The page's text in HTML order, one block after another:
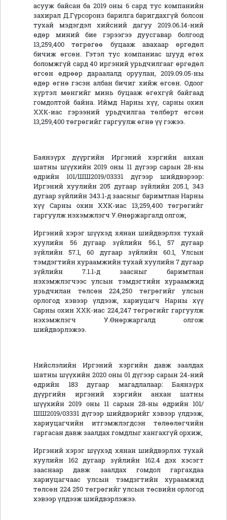
асууж байсан ба 2019 оны 6 сард тус компанийн
захирал Д.Гүрсоронз барилга баригдахгүй болсон
тухай мэдэгдэл хийсний дагуу 2019.06.14-ний
өдөр миний бие гэрээгээ дуусгавар болгоод
13,259,400 төгрөгөө буцааж авахаар өргөдөл
бичиж өгсөн. Гэтэл тус компаниас шууд өгөх
боломжгүй сард 40 иргэний урьдчилгааг өргөдөл
өгсөн өдрөөр дараалалд оруулан, 2019.09.05-ны
өдөр өгнө гэсэн албан бичиг хийж өгсөн. Одоог
хүртэл мөнгийг минь буцааж өгөхгүй байгаад
гомдолтой байна. Иймд Нарны хүү, сарны охин
ХХК-иас гэрээний урьдчилгаа төлбөрт өгсөн
13,259,400 төгрөгийг гаргуулж өгнө үү гэжээ.
Баянзүрх дүүргийн Иргэний хэргийн анхан
шатны шүүхийн 2019 оны 11 дүгээр сарын 28-ны
өдрийн 101/ШШ2019/03331 дүгээр шийдвэрээр:
Иргэний хуулийн 205 дугаар зүйлийн 205.1, 343
дугаар зүйлийн 343.1-д заасныг баримтлан Нарны
хүү Сарны охин ХХК-иас 13,259,400 төгрөгийг
гаргуулж нэхэмжлэгч У.Өнөржаргалд олгож,
Иргэний хэрэг шүүхэд хянан шийдвэрлэх тухай
хуулийн 56 дугаар зүйлийн 56.1, 57 дугаар
зүйлийн 57.1, 60 дугаар зүйлийн 60.1, Улсын
тэмдэгтийн хураамжийн тухай хуулийн 7 дугаар
зүйлийн 7.1.1-д заасныг баримтлан
нэхэмжлэгчээс улсын тэмдэгтийн хураамжид
урьдчилан төлсөн 224,250 төгрөгийг улсын
орлогод хэвээр үлдээж, хариуцагч Нарны хүү
Сарны охин ХХК-иас 224,247 төгрөгийг гаргуулж
нэхэмжлэгч У.Өнөржаргалд олгож
шийдвэрлэжээ.
Нийслэлийн Иргэний хэргийн давж заалдах
шатны шүүхийн 2020 оны 01 дүгээр сарын 24-ний
өдрийн 183 дугаар магадлалаар: Баянзүрх
дүүргийн иргэний хэргийн анхан шатны
шүүхийн 2019 оны 11 сарын 28-ны өдрийн 101/
ШШ2019/03331 дүгээр шийдвэрийг хэвээр үлдээж,
хариуцагчийн итгэмжлэгдсэн төлөөлөгчийн
гаргасан давж заалдах гомдлыг хангахгүй орхиж,
Иргэний хэрэг шүүхэд хянан шийдвэрлэх тухай
хуулийн 162 дугаар зүйлийн 162.4 дэх хэсэгт
зааснаар давж заалдах гомдол гаргахдаа
хариуцагчаас улсын тэмдэгтийн хураамжид
төлсөн 224 250 төгрөгийг улсын төсвийн орлогод
хэвээр үлдээж шийдвэрлэжээ.